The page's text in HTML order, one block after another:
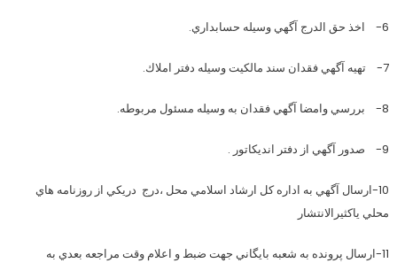
6- اخذ حق الدرج آگهي وسيله حسابداري.
7- تهيه آگهي فقدان سند مالكيت وسيله دفتر املاك.
8- بررسي وامضا آگهي فقدان به وسيله مسئول مربوطه.
9- صدور آگهي از دفتر انديكاتور .
10-ارسال آگهي به اداره كل ارشاد اسلامي محل ،درج دريكي از روزنامه هاي
محلي ياكثيرالانتشار
11-ارسال پرونده به شعبه بايگاني جهت ضبط و اعلام وقت مراجعه بعدي به